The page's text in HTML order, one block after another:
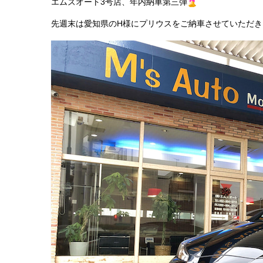
先週末は愛知県のH様にプリウスをご納車させていただ